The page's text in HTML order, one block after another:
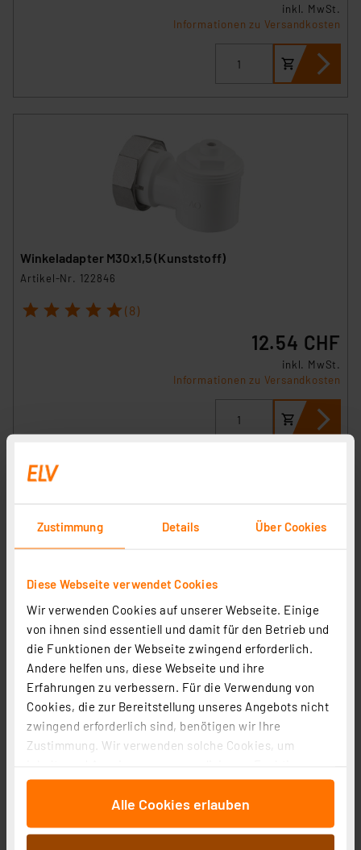
Zustimmung Details Über Cookies
Diese Webseite verwendet Cookies
Wir verwenden Cookies auf unserer Webseite. Einige
von ihnen sind essentiell und damit für den Betrieb und
die Funktionen der Webseite zwingend erforderlich.
Andere helfen uns, diese Webseite und ihre
Erfahrungen zu verbessern. Für die Verwendung von
Cookies, die zur Bereitstellung unseres Angebots nicht
zwingend erforderlich sind, benötigen wir Ihre
Zustimmung. Wir verwenden solche Cookies, um
für soziale Medien anbieten zu können und die Zugriffe
auf unsere Website zu analysieren. Außerdem geben
wir Informationen zu Ihrer Verwendung unserer Website
an unsere Partner für soziale Medien, Werbung und
Alle Cookies erlauben
inkl. MwSt.
Informationen zu Versandkosten
Winkeladapter M30x1,5 (Kunststoff)
Artikel-Nr. 122846
1 2 3 4 5 (8)
12.54 CHF
inkl. MwSt.
Informationen zu Versandkosten
Heizungsventiladapter für Gampper M20 (2) über 10 mm
Tiefe (Messing)
Artikel-Nr. 110217
2 3 4 5 (4)
12.54 CHF